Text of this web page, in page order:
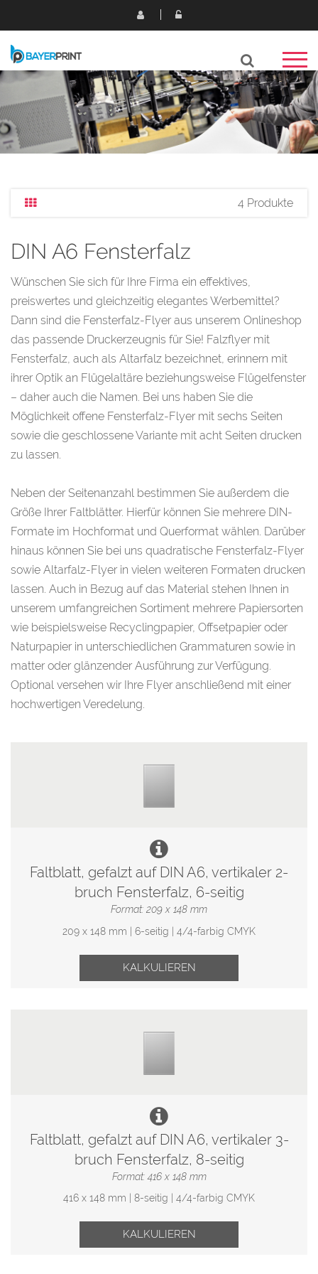
4 Produkte
DIN A6 Fensterfalz
Wünschen Sie sich für Ihre Firma ein effektives,
preiswertes und gleichzeitig elegantes Werbemittel?
Dann sind die Fensterfalz-Flyer aus unserem Onlineshop
das passende Druckerzeugnis für Sie! Falzflyer mit
Fensterfalz, auch als Altarfalz bezeichnet, erinnern mit
ihrer Optik an Flügelaltäre beziehungsweise Flügelfenster
– daher auch die Namen. Bei uns haben Sie die
Möglichkeit offene Fensterfalz-Flyer mit sechs Seiten
sowie die geschlossene Variante mit acht Seiten drucken
zu lassen.
Neben der Seitenanzahl bestimmen Sie außerdem die
Größe Ihrer Faltblätter. Hierfür können Sie mehrere DIN-
Formate im Hochformat und Querformat wählen. Darüber
hinaus können Sie bei uns quadratische Fensterfalz-Flyer
sowie Altarfalz-Flyer in vielen weiteren Formaten drucken
lassen. Auch in Bezug auf das Material stehen Ihnen in
unserem umfangreichen Sortiment mehrere Papiersorten
wie beispielsweise Recyclingpapier, Offsetpapier oder
Naturpapier in unterschiedlichen Grammaturen sowie in
matter oder glänzender Ausführung zur Verfügung.
Optional versehen wir Ihre Flyer anschließend mit einer
hochwertigen Veredelung.
Faltblatt, gefalzt auf DIN A6, vertikaler 2-
bruch Fensterfalz, 6-seitig
Format: 209 x 148 mm
209 x 148 mm | 6-seitig | 4/4-farbig CMYK
KALKULIEREN
Faltblatt, gefalzt auf DIN A6, vertikaler 3-
bruch Fensterfalz, 8-seitig
Format: 416 x 148 mm
416 x 148 mm | 8-seitig | 4/4-farbig CMYK
KALKULIEREN